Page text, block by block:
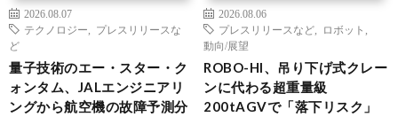
2026.08.07
テクノロジー
プレスリリースな
ど
量子技術のエー・スター・ク
ォンタム、JALエンジニアリ
ングから航空機の故障予測分
2026.08.06
プレスリリースなど
ロボット
動向/展望
ROBO-HI、吊り下げ式クレー
ンに代わる超重量級
200tAGVで「落下リスク」